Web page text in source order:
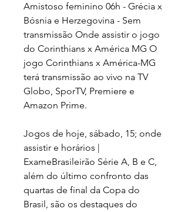
Amistoso feminino 06h - Grécia x
Bósnia e Herzegovina - Sem
transmissão Onde assistir o jogo
do Corinthians x América MG O
jogo Corinthians x América-MG
terá transmissão ao vivo na TV
Globo, SporTV, Premiere e
Amazon Prime.
Jogos de hoje, sábado, 15; onde
assistir e horários |
ExameBrasileirão Série A, B e C,
além do último confronto das
quartas de final da Copa do
Brasil, são os destaques do